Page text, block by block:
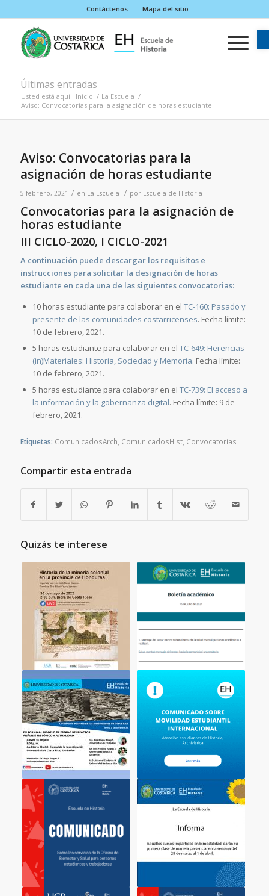
Contáctenos Mapa del sitio
Últimas entradas
Usted está aquí: Inicio / La Escuela /
Aviso: Convocatorias para la asignación de horas estudiante
Aviso: Convocatorias para la
asignación de horas estudiante
5 febrero, 2021 / en La Escuela / por Escuela de Historia
Convocatorias para la asignación de
horas estudiante
III CICLO-2020, I CICLO-2021
A continuación puede descargar los requisitos e
instrucciones para solicitar la designación de horas
estudiante en cada una de las siguientes convocatorias:
10 horas estudiante para colaborar en el TC-160: Pasado y
presente de las comunidades costarricenses. Fecha límite:
10 de febrero, 2021.
5 horas estudiante para colaborar en el TC-649: Herencias
(in)Materiales: Historia, Sociedad y Memoria. Fecha límite:
10 de febrero, 2021.
5 horas estudiante para colaborar en el TC-739: El acceso a
la información y la gobernanza digital. Fecha límite: 9 de
febrero, 2021.
Etiquetas: ComunicadosArch ComunicadosHist, Convocatorias
Compartir esta entrada
Quizás te interese